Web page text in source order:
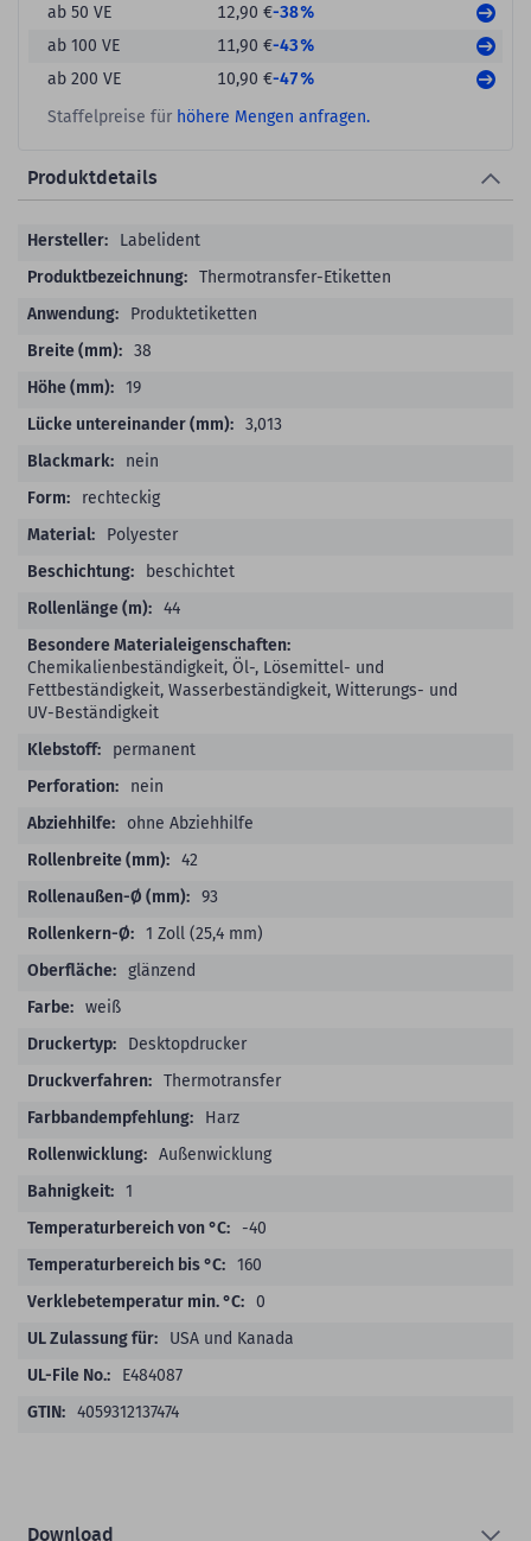
ab 50 VE
12,90 €-38%
ab 100 VE
11,90 €-43%
ab 200 VE
10,90 €-47%
Staffelpreise für höhere Mengen anfragen.
Produktdetails
ProduktdetailsLabelident
Thermotransfer-Etiketten
Produktetiketten
38
19
3,013
nein
rechteckig
Polyester
beschichtet
44
Chemikalienbeständigkeit, Öl-, Lösemittel- und
Fettbeständigkeit, Wasserbeständigkeit, Witterungs- und
UV-Beständigkeit
permanent
nein
ohne Abziehhilfe
42
93
1 Zoll (25,4 mm)
glänzend
weiß
Desktopdrucker
Thermotransfer
Harz
Außenwicklung
1
-40
160
0
USA und Kanada
E484087
4059312137474
Download